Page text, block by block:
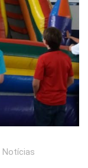
Notícias